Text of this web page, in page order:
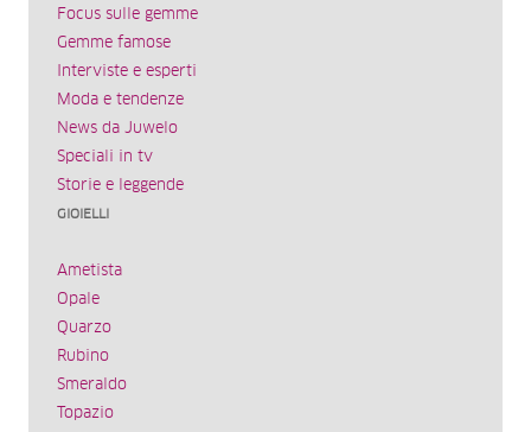
Focus sulle gemme
Gemme famose
Interviste e esperti
Moda e tendenze
News da Juwelo
Speciali in tv
Storie e leggende
GIOIELLI
Ametista
Opale
Quarzo
Rubino
Smeraldo
Topazio